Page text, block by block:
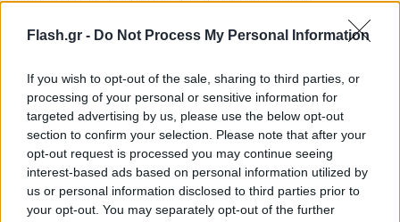
Flash.gr - Do Not Process My Personal Information
If you wish to opt-out of the sale, sharing to third parties, or
processing of your personal or sensitive information for
targeted advertising by us, please use the below opt-out
section to confirm your selection. Please note that after your
opt-out request is processed you may continue seeing
interest-based ads based on personal information utilized by
us or personal information disclosed to third parties prior to
your opt-out. You may separately opt-out of the further
αντιπολίτευσης, ο Κυριάκος Μητσοτάκης, από τη
Λότζια του Ηρακλείου Κρήτης, όπου βρισκόταν
όταν το πληροφορήθηκε, απάντησε στον Αλέξη
Τσίπρα, σχολιάζοντας μεταξύ άλλων: «Τον
προκαλώ πολύ καιρό να το κάνει. Είναι μια
ευκαιρία όχι μόνο να επιβεβαιώσουμε την συνοχή
της κοινοβουλευτικής μας ομάδας αλλά να
συγκρίνουμε πεπραγμένα 4ετίας. Δεν επιδιώκω την